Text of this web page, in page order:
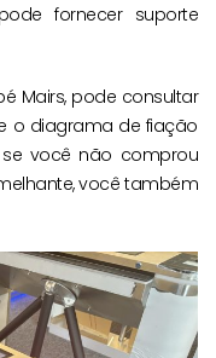
fornecer suporte
Mairs, pode consultar
o diagrama de fiação
você não comprou
você também